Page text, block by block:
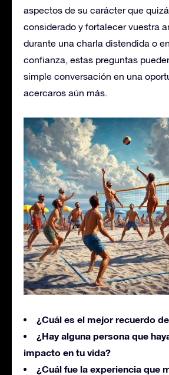
aspectos de su carácter que
considerado y fortalecer vuestra
durante una charla distendida o
confianza, estas preguntas
simple conversación en una
acercaros aún más.
¿Cuál es el mejor recuerdo
¿Hay alguna persona que
impacto en tu vida?
¿Cuál fue la experiencia que